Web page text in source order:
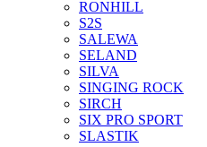
RONHILL
S2S
SALEWA
SELAND
SILVA
SINGING ROCK
SIRCH
SIX PRO SPORT
SLASTIK